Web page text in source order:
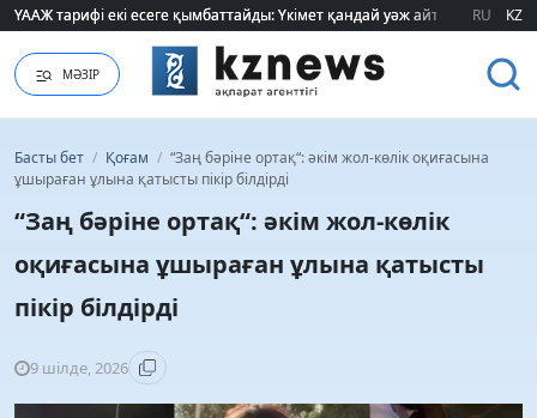
ҮААЖ тарифі екі есеге қымбаттайды: Үкімет қандай уәж айтады?
ҮААЖ тарифі екі есеге қымбаттайды: Үкімет қандай уәж айтады? RU KZ
МӘЗІР
Басты бет / Қоғам / “Заң бәріне ортақ“: әкім жол-көлік оқиғасына
ұшыраған ұлына қатысты пікір білдірді
“Заң бәріне ортақ“: әкім жол-көлік
оқиғасына ұшыраған ұлына қатысты
пікір білдірді
9 шілде, 2026